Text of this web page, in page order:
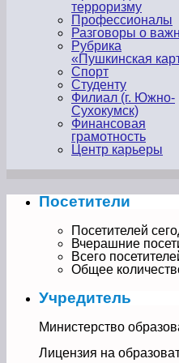
терроризму
Профессионалы
Разговоры о
Рубрика
«Пушкинская
Спорт
Студенту
Филиал (г. Южно-
Сухокумск)
Финансовая
грамотность
Центр карьеры
Посетители
Посетителей
Вчерашние
Всего
Общее
Учредитель
Министерство
Лицензия на